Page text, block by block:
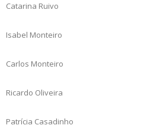
Catarina Ruivo
Isabel Monteiro
Carlos Monteiro
Ricardo Oliveira
Patrícia Casadinho